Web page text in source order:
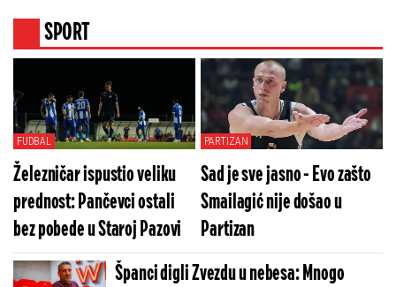
SPORT
FUDBAL
Železničar ispustio veliku
prednost: Pančevci ostali
bez pobede u Staroj Pazovi
PARTIZAN
Sad je sve jasno - Evo zašto
Smailagić nije došao u
Partizan
Španci digli Zvezdu u nebesa: Mnogo